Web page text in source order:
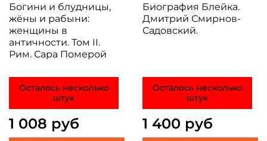
Богини и блудницы,
жёны и рабыни:
женщины в
античности. Том II.
Рим. Сара Померой
Осталось несколько
штук
1 008 руб
Биография Блейка.
Дмитрий Смирнов-
Садовский.
Осталось несколько
штук
1 400 руб